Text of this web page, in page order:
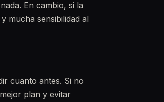
En cambio, si la
mucha sensibilidad al
cuanto antes. Si no
plan y evitar